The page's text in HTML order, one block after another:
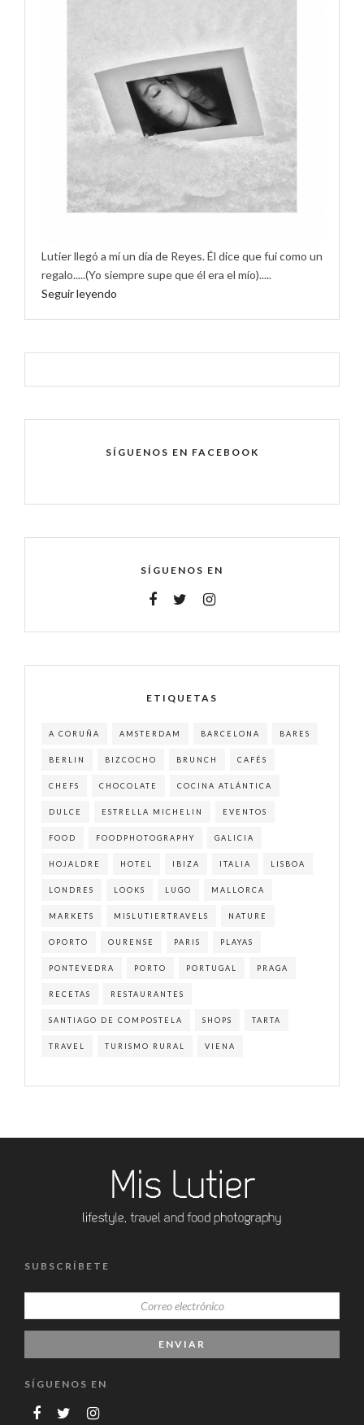
Lutier llegó a mí un día de Reyes. Él dice que fui como un
regalo.....(Yo siempre supe que él era el mío).....
Seguir leyendo
SÍGUENOS EN FACEBOOK
SÍGUENOS EN
ETIQUETAS
A CORUÑA AMSTERDAM BARCELONA BARES
BERLIN BIZCOCHO BRUNCH CAFÉS
CHEFS CHOCOLATE COCINA ATLÁNTICA
DULCE ESTRELLA MICHELIN EVENTOS
FOOD FOODPHOTOGRAPHY GALICIA
HOJALDRE HOTEL IBIZA ITALIA LISBOA
LONDRES LOOKS LUGO MALLORCA
MARKETS MISLUTIERTRAVELS NATURE
OPORTO OURENSE PARIS PLAYAS
PONTEVEDRA PORTO PORTUGAL PRAGA
RECETAS RESTAURANTES
SANTIAGO DE COMPOSTELA SHOPS TARTA
TRAVEL TURISMO RURAL VIENA
SUBSCRÍBETE
SÍGUENOS EN